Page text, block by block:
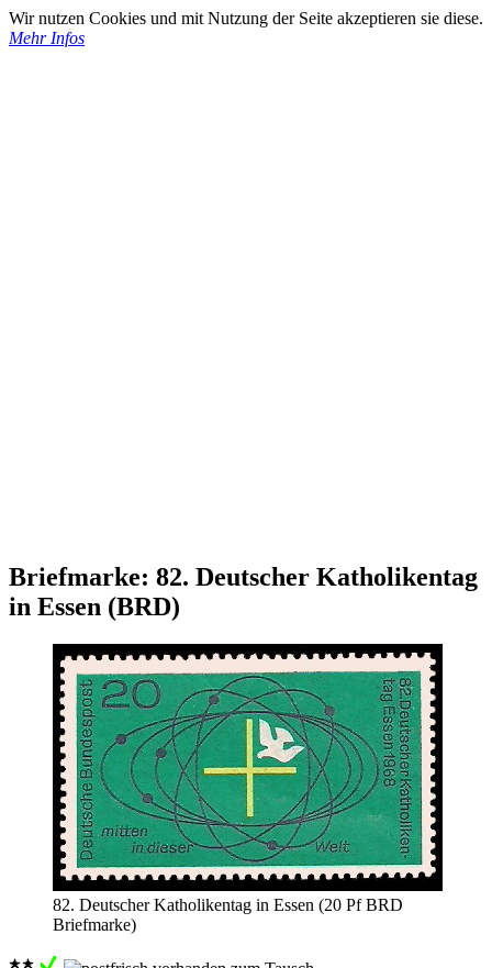
Wir nutzen Cookies und mit Nutzung der Seite akzeptieren sie diese.
Mehr Infos
Briefmarke: 82. Deutscher Katholikentag
in Essen (BRD)
82. Deutscher Katholikentag in Essen (20 Pf BRD
Briefmarke)